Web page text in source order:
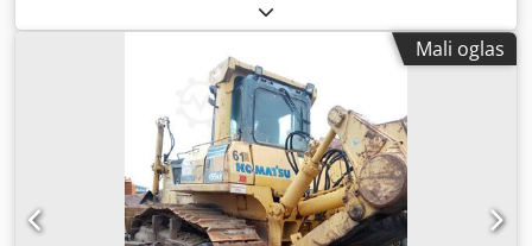
BKRS portalna dizalica Radna nosivost: 2 x 20.000 = 40.000
kg Raspon: 29 m Prepust: 2 x 8,9 m Chsdoyx Dv Tspfx Ahtea
Visina dizanja iznad šine: 10 m Putanja kuke: 13,5 m
Daljinsko upravljanje Bubanj za kabl pogodan za 90 m
Kompletno sa kranskom šinom UIC60, dužina: 2x 180 m
Mali oglas